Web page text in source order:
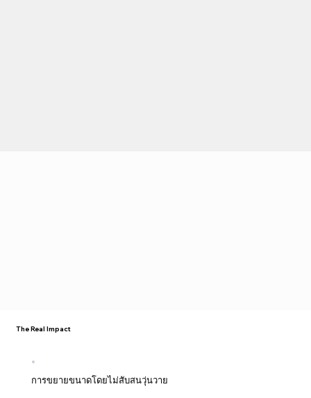
The Real Impact
การขยายขนาดโดยไม่สับสนวุ่นวาย